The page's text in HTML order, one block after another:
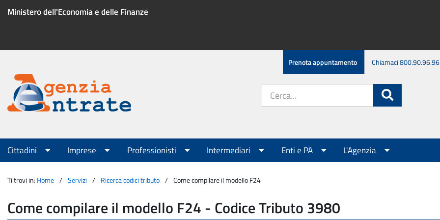
Ministero dell'Economia e delle Finanze
Menu
servizio
Prenota appuntamento Chiamaci 800.90.96.96
Agenzia
Entrate
sito:
Menu
principale
Cittadini Imprese Professionisti Intermediari Enti e PA L'Agenzia
Ti trovi in: Home Servizi Ricerca codici tributo Come compilare il modello F24
Come compilare il modello F24 - Codice Tributo 3980